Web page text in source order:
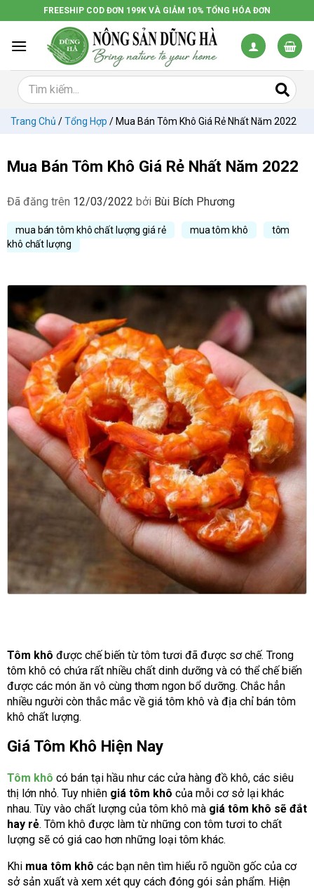
đến
dung
FREESHIP COD ĐƠN 199K VÀ GIẢM 10% TỔNG HÓA ĐƠN
Trang Chủ /Tổng Hợp / Mua Bán Tôm Khô Giá Rẻ Nhất Năm 2022
Mua Bán Tôm Khô Giá Rẻ Nhất Năm 2022
Đã đăng trên 12/03/2022 bởi Bùi Bích Phương
mua bán tôm khô chất lượng giá rẻ mua tôm khô
tôm
khô chất lượng
Tôm khô được chế biến từ tôm tươi đã được sơ chế. Trong
tôm khô có chứa rất nhiều chất dinh dưỡng và có thể chế biến
được các món ăn vô cùng thơm ngon bổ dưỡng. Chắc hẳn
nhiều người còn thắc mắc về giá tôm khô và địa chỉ bán tôm
khô chất lượng.
Giá Tôm Khô Hiện Nay
Tôm khô có bán tại hầu như các cửa hàng đồ khô, các siêu
thị lớn nhỏ. Tuy nhiên giá tôm khô của mỗi cơ sở lại khác
nhau. Tùy vào chất lượng của tôm khô mà giá tôm khô sẽ đắt
hay rẻ. Tôm khô được làm từ những con tôm tươi to chất
lượng sẽ có giá cao hơn những loại tôm khác.
Khi mua tôm khô các bạn nên tìm hiểu rõ nguồn gốc của cơ
sở sản xuất và xem xét quy cách đóng gói sản phẩm. Hiện